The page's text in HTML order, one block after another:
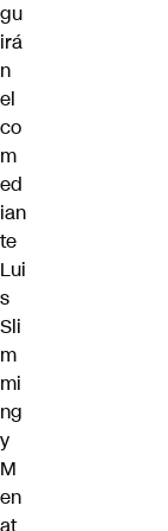
gu
irá
n
el
co
m
ed
ian
te
Lui
s
Sli
m
mi
ng
y
M
en
at